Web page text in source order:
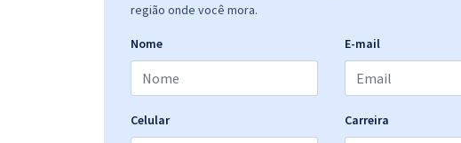
região onde você mora.
Nome E-mail
Celular Carreira